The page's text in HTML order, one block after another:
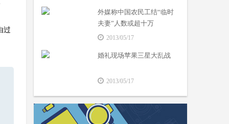
过
外媒称中国农民工结“临时
夫妻”人数或超十万
2013/05/17
婚礼现场苹果三星大乱战
2013/05/17